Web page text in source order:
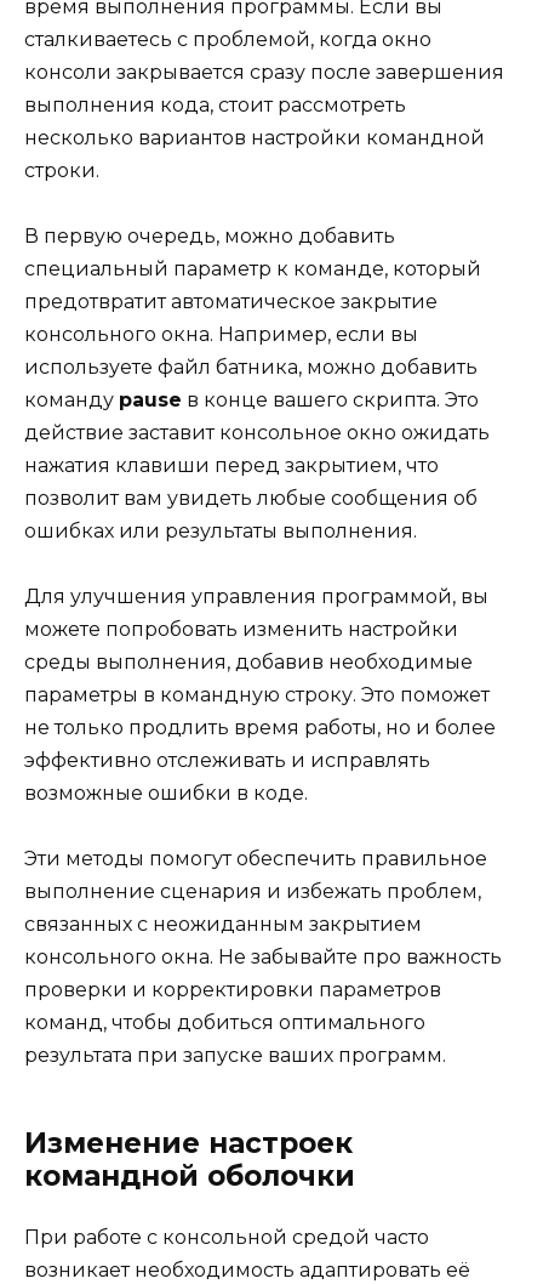
время выполнения программы. Если вы
сталкиваетесь с проблемой, когда окно
консоли закрывается сразу после завершения
выполнения кода, стоит рассмотреть
несколько вариантов настройки командной
строки.
В первую очередь, можно добавить
специальный параметр к команде, который
предотвратит автоматическое закрытие
консольного окна. Например, если вы
используете файл батника, можно добавить
команду pause в конце вашего скрипта. Это
действие заставит консольное окно ожидать
нажатия клавиши перед закрытием, что
позволит вам увидеть любые сообщения об
ошибках или результаты выполнения.
Для улучшения управления программой, вы
можете попробовать изменить настройки
среды выполнения, добавив необходимые
параметры в командную строку. Это поможет
не только продлить время работы, но и более
эффективно отслеживать и исправлять
возможные ошибки в коде.
Эти методы помогут обеспечить правильное
выполнение сценария и избежать проблем,
связанных с неожиданным закрытием
консольного окна. Не забывайте про важность
проверки и корректировки параметров
команд, чтобы добиться оптимального
результата при запуске ваших программ.
Изменение настроек
командной оболочки
При работе с консольной средой часто
возникает необходимость адаптировать её